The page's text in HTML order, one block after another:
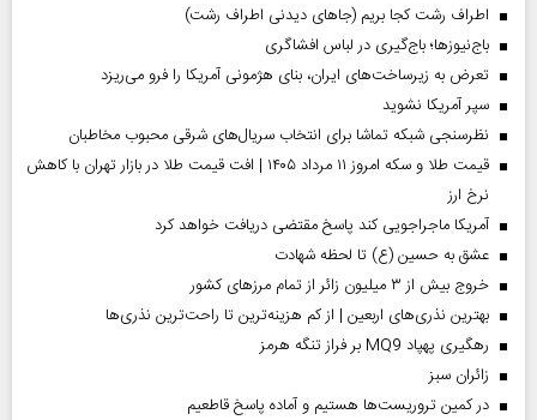
اطراف رشت کجا بریم (جاهای دیدنی اطراف رشت)
باج‌نیوزها؛ باج‌گیری در لباس افشاگری
تعرض به زیرساخت‌های ایران، بنای هژمونی آمریکا را فرو می‌ریزد
سپر آمریکا نشوید
نظرسنجی شبکه تماشا برای انتخاب سریال‌های شرقی محبوب مخاطبان
قیمت طلا و سکه امروز ۱۱ مرداد ۱۴۰۵ | افت قیمت طلا در بازار تهران با کاهش
نرخ ارز
آمریکا ماجراجویی کند پاسخ مقتضی دریافت خواهد کرد
عشق به حسین (ع) تا لحظه شهادت
خروج بیش از ۳ میلیون زائر از تمام مرز‌های کشور
بهترین نذری‌های اربعین | از کم هزینه‌ترین تا راحت‌ترین نذری‌ها
رهگیری پهپاد MQ9 بر فراز تنگه هرمز
‌زائران سبز
در کمین تروریست‌ها هستیم و آماده پاسخ قاطعیم